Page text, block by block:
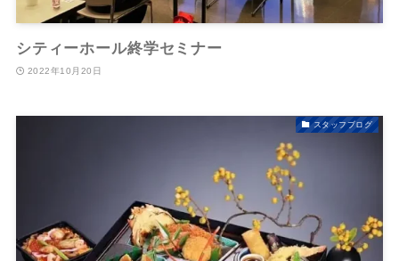
シティーホール終学セミナー
2022年10月20日
スタッフブログ